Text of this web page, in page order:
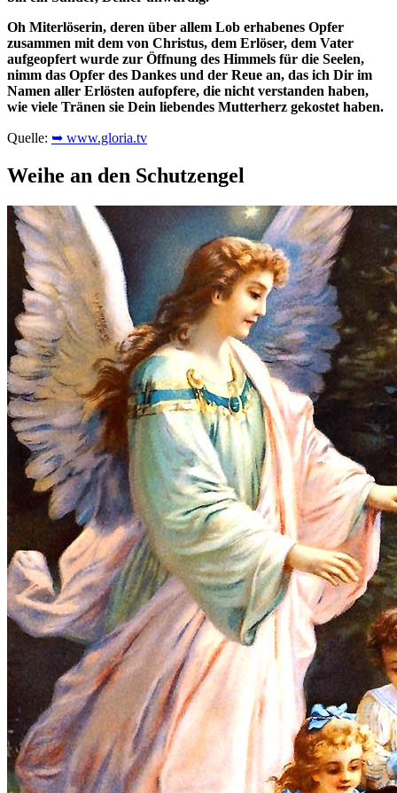
Oh Miterlöserin, deren über allem Lob erhabenes Opfer
zusammen mit dem von Christus, dem Erlöser, dem Vater
aufgeopfert wurde zur Öffnung des Himmels für die Seelen,
nimm das Opfer des Dankes und der Reue an, das ich Dir im
Namen aller Erlösten aufopfere, die nicht verstanden haben,
wie viele Tränen sie Dein liebendes Mutterherz gekostet haben.
Quelle: ➥ www.gloria.tv
Weihe an den Schutzengel